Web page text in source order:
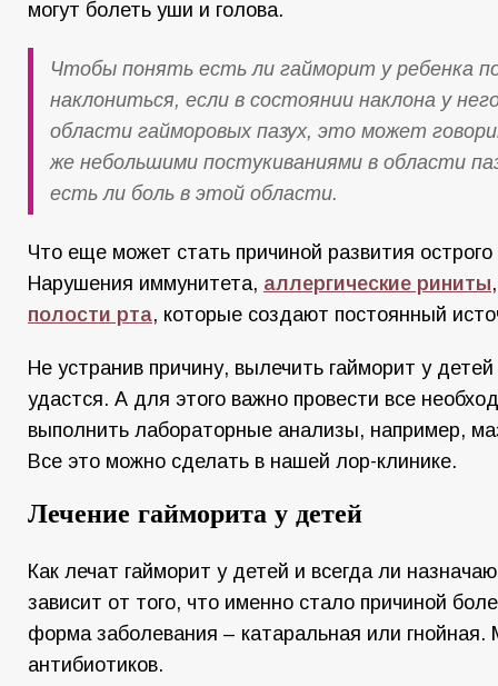
могут болеть уши и голова.
Чтобы понять есть ли гайморит у ребенка
наклониться, если в состоянии наклона у
области гайморовых пазух, это может
же небольшими постукиваниями в области
есть ли боль в этой области.
Что еще может стать причиной развития
Нарушения иммунитета, аллергические риниты
полости рта, которые создают постоянный
Не устранив причину, вылечить гайморит у
удастся. А для этого важно провести все
выполнить лабораторные анализы, например,
Все это можно сделать в нашей лор-клинике.
Лечение гайморита у детей
Как лечат гайморит у детей и всегда ли
зависит от того, что именно стало причиной
форма заболевания – катаральная или гнойная.
антибиотиков.